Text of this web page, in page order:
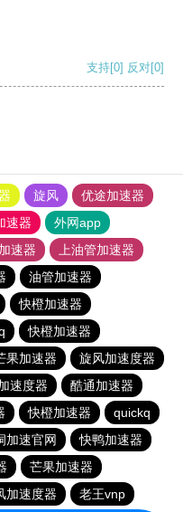
支持[0] 反对[0]
旋风
优途加速器
速器
外网app
速器
上油管加速器
油管加速器
快橙加速器
快橙加速器
果加速器
旋风加速度器
速度器
酷通加速器
快橙加速器
quickq
加速官网
快鸭加速器
芒果加速器
加速度器 老王vnp